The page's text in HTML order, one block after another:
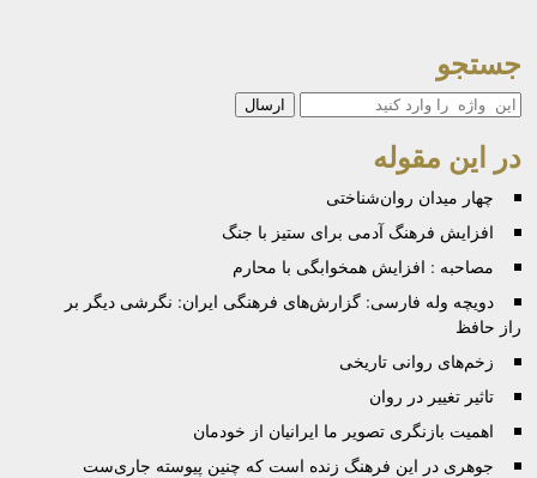
جستجو
جستجو
در این مقوله
چهار میدان روان‌شناختی
افزایش فرهنگ آدمی برای ستیز با جنگ
مصاحبه : افزایش همخوابگی با محارم
دویچه وله فارسی: گزارش‌های فرهنگی ایران: نگرشی دیگر بر
راز حافظ
زخم‌های روانی تاریخی
تاثیر تغییر در روان
اهمیت بازنگری تصویر ما ایرانیان از خودمان
جوهرى در این فرهنگ زنده است که چنین پیوسته جاری‌ست